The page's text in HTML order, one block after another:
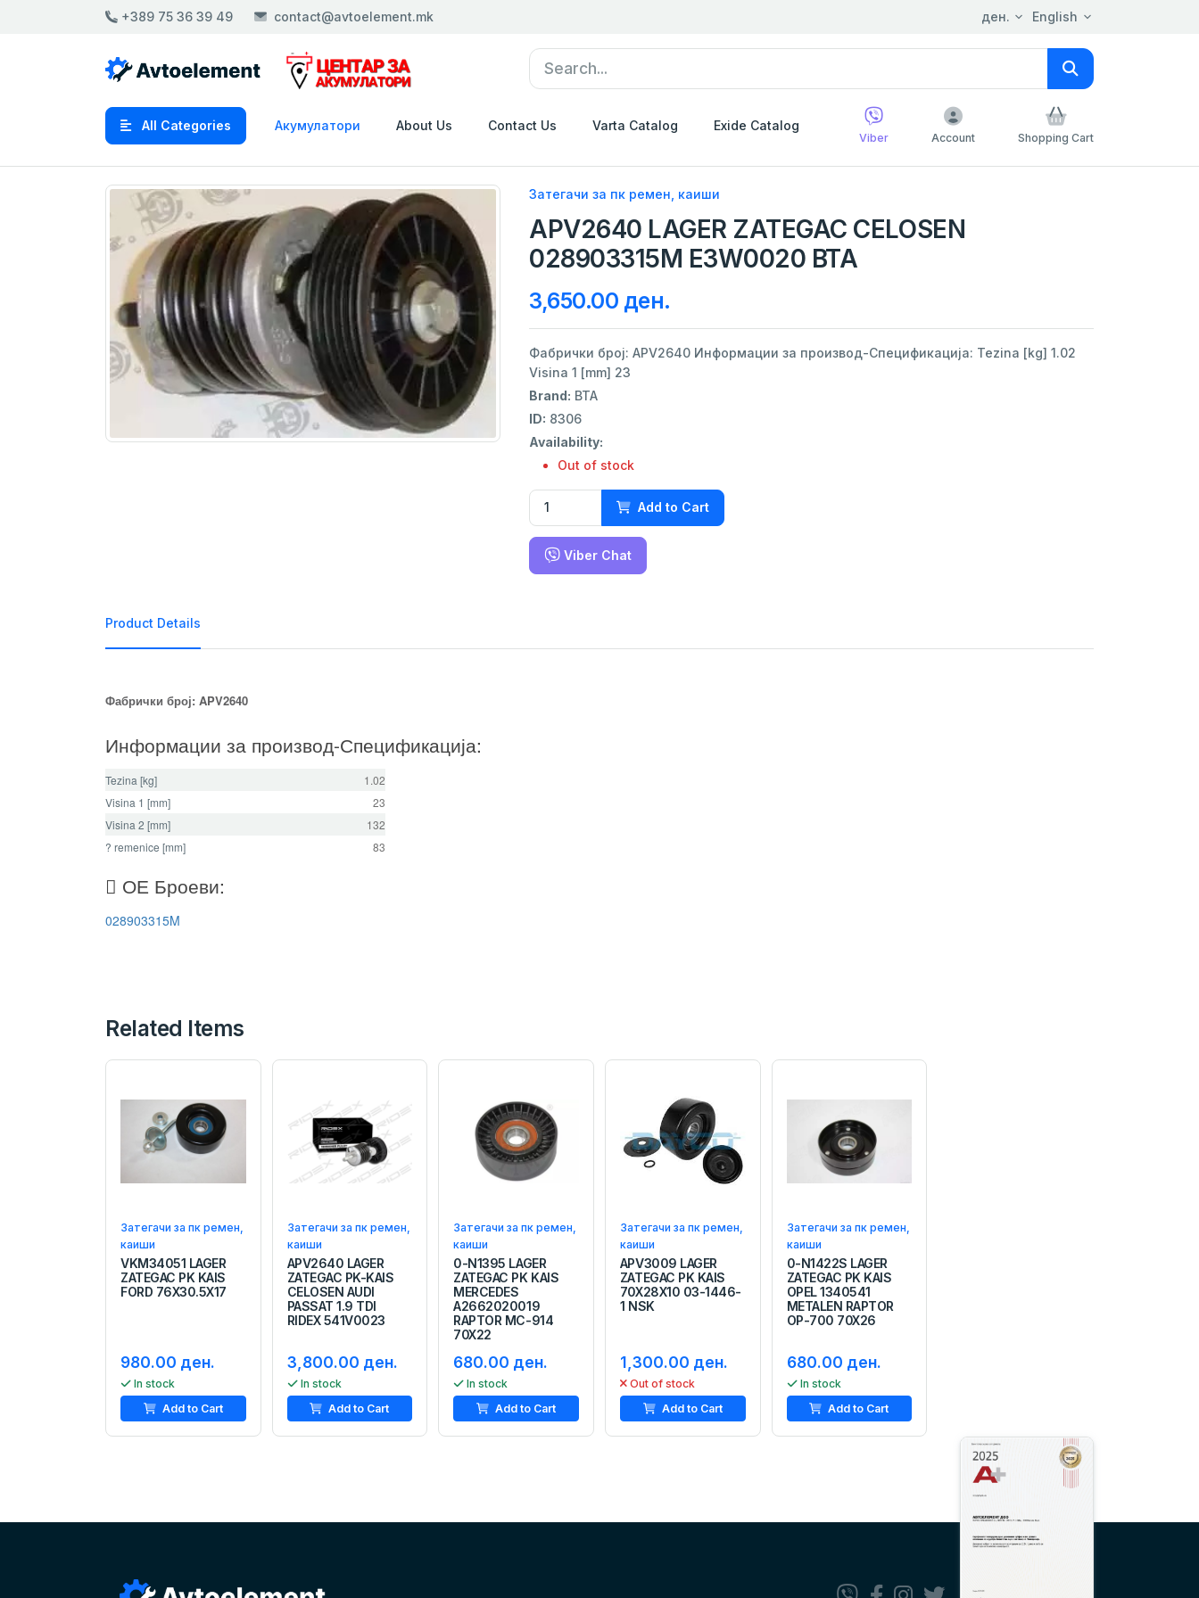
+389 75 36 39 49 contact@avtoelement.mk ден. English
All Categories Акумулатори About Us Contact Us Varta Catalog Exide Catalog
Viber Account Shopping Cart
Затегачи за пк ремен, каиши
APV2640 LAGER ZATEGAC CELOSEN
028903315M E3W0020 BTA
3,650.00 ден.
Фабрички број: APV2640 Информации за производ-Спецификација: Tezina [kg] 1.02
Visina 1 [mm] 23
Brand: BTA
ID: 8306
Availability:
Out of stock
Add to Cart
Viber Chat
Product Details
Фабрички број: APV2640
Информации за производ-Спецификација:
Tezina [kg]
1.02
Visina 1 [mm]
23
Visina 2 [mm]
132
? remenice [mm]
83
ОЕ Броеви:
028903315M
Related Items
Затегачи за пк ремен,
каиши
VKM34051 LAGER
ZATEGAC PK KAIS
FORD 76X30.5X17
980.00 ден.
In stock
Add to Cart
Затегачи за пк ремен,
каиши
APV2640 LAGER
ZATEGAC PK-KAIS
CELOSEN AUDI
PASSAT 1.9 TDI
RIDEX 541V0023
3,800.00 ден.
In stock
Add to Cart
Затегачи за пк ремен,
каиши
0-N1395 LAGER
ZATEGAC PK KAIS
MERCEDES
A2662020019
RAPTOR MC-914
70X22
680.00 ден.
In stock
Add to Cart
Затегачи за пк ремен,
каиши
APV3009 LAGER
ZATEGAC PK KAIS
70X28X10 03-1446-
1 NSK
1,300.00 ден.
Out of stock
Add to Cart
Затегачи за пк ремен,
каиши
0-N1422S LAGER
ZATEGAC PK KAIS
OPEL 1340541
METALEN RAPTOR
OP-700 70X26
680.00 ден.
In stock
Add to Cart